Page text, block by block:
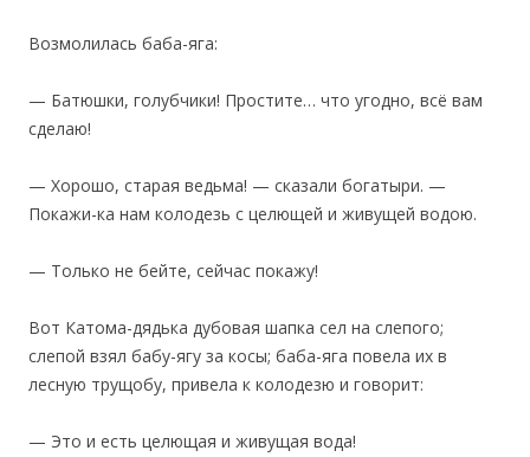
Возмолилась баба-яга:
— Батюшки, голубчики! Простите… что угодно, всё вам
сделаю!
— Хорошо, старая ведьма! — сказали богатыри. —
Покажи-ка нам колодезь с целющей и живущей водою.
— Только не бейте, сейчас покажу!
‎Вот Катома-дядька дубовая шапка сел на слепого;
слепой взял бабу-ягу за косы; баба-яга повела их в
лесную трущобу, привела к колодезю и говорит:
— Это и есть целющая и живущая вода!